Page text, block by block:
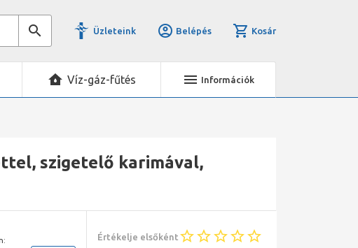
Üzleteink Belépés Kosár
Víz-gáz-fűtés Információk
szigetelő karimával,
Értékelje elsőként